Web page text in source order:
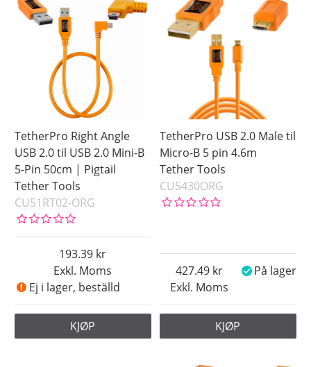
TetherPro Right Angle
USB 2.0 til USB 2.0 Mini-B
5-Pin 50cm | Pigtail
Tether Tools
CU51RT02-ORG
Exkl. Moms
193.39
Ej i lager, beställd
KJØP
TetherPro USB 2.0 Male til
Micro-B 5 pin 4.6m
Tether Tools
CU5430ORG
Exkl. Moms
427.49 På lager
KJØP